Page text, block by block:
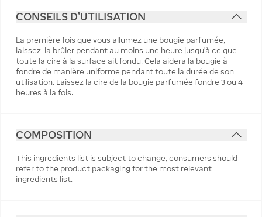
CONSEILS D'UTILISATION
La première fois que vous allumez une bougie parfumée,
laissez-la brûler pendant au moins une heure jusqu’à ce que
toute la cire à la surface ait fondu. Cela aidera la bougie à
fondre de manière uniforme pendant toute la durée de son
utilisation. Laissez la cire de la bougie parfumée fondre 3 ou 4
heures à la fois.
COMPOSITION
This ingredients list is subject to change, consumers should
refer to the product packaging for the most relevant
ingredients list.